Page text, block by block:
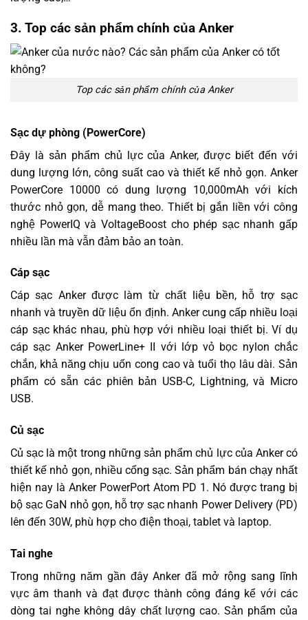
3. Top các sản phẩm chính của Anker
Top các sản phẩm chính của Anker
Sạc dự phòng (PowerCore)
Đây là sản phẩm chủ lực của Anker, được biết đến với
dung lượng lớn, công suất cao và thiết kế nhỏ gọn. Anker
PowerCore 10000 có dung lượng 10,000mAh với kích
thước nhỏ gọn, dễ mang theo. Thiết bị gắn liền với công
nghệ PowerIQ và VoltageBoost cho phép sạc nhanh gấp
nhiều lần mà vẫn đảm bảo an toàn.
Cáp sạc
Cáp sạc Anker được làm từ chất liệu bền, hỗ trợ sạc
nhanh và truyền dữ liệu ổn định. Anker cung cấp nhiều loại
cáp sạc khác nhau, phù hợp với nhiều loại thiết bị. Ví dụ
cáp sạc Anker PowerLine+ II với lớp vỏ bọc nylon chắc
chắn, khả năng chịu uốn cong cao và tuổi thọ lâu dài. Sản
phẩm có sẵn các phiên bản USB-C, Lightning, và Micro
USB.
Củ sạc
Củ sạc là một trong những sản phẩm chủ lực của Anker có
thiết kế nhỏ gọn, nhiều cổng sạc. Sản phẩm bán chạy nhất
hiện nay là Anker PowerPort Atom PD 1. Nó được trang bị
bộ sạc GaN nhỏ gọn, hỗ trợ sạc nhanh Power Delivery (PD)
lên đến 30W, phù hợp cho điện thoại, tablet và laptop.
Tai nghe
Trong những năm gần đây Anker đã mở rộng sang lĩnh
vực âm thanh và đạt được thành công đáng kể với các
dòng tai nghe không dây chất lượng cao. Sản phẩm của